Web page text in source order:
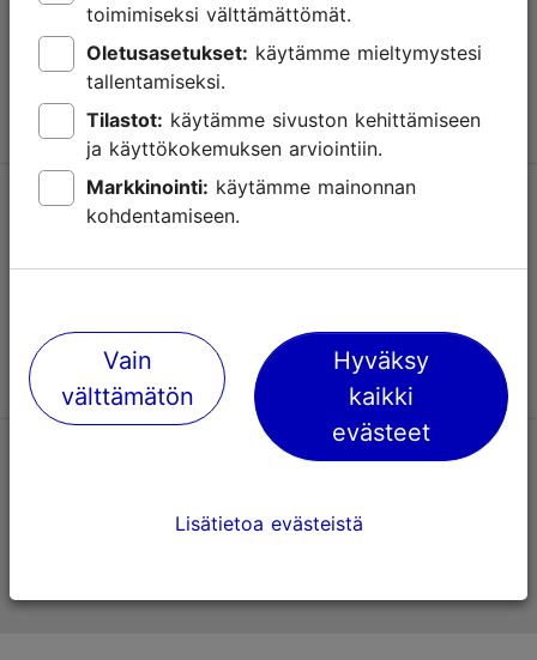
Tallinnassa tapahtuu
Saa tietoa tulevista tapahtumista, uusista nähtävyyksistä,
erikoistarjouksista ja paljosta muusta.
Tuki
Ota yhteyttä
Viron virallinen matkailusivusto
toimimiseksi välttämättömät.
Oletusasetukset:
tallentamiseksi.
Tilastot:
ja käyttökokemuksen arviointiin.
Markkinointi:
kohdentamiseen.
Vain
välttämätön
Hyväksy
kaikki
evästeet
Lisätietoa evästeistä